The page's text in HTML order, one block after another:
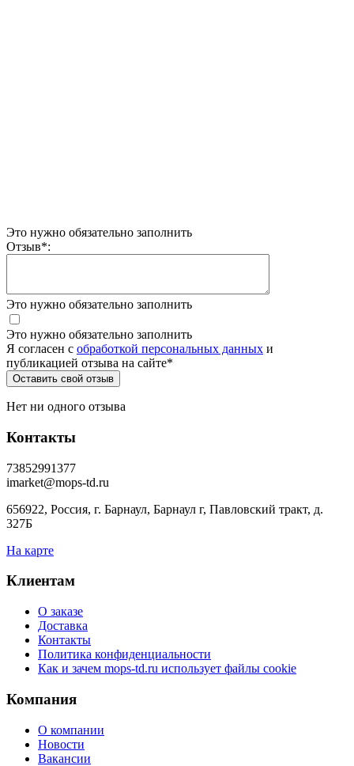
Это нужно обязательно заполнить
Отзыв*:
Это нужно обязательно заполнить
Это нужно обязательно заполнить
Я согласен c обработкой персональных данных и
публикацией отзыва на сайте*
Нет ни одного отзыва
Контакты
73852991377
imarket@mops-td.ru
656922, Россия, г. Барнаул, Барнаул г, Павловский тракт, д.
327Б
На карте
Клиентам
О заказе
Доставка
Контакты
Политика конфиденциальности
Как и зачем mops-td.ru использует файлы cookie
Компания
О компании
Новости
Вакансии